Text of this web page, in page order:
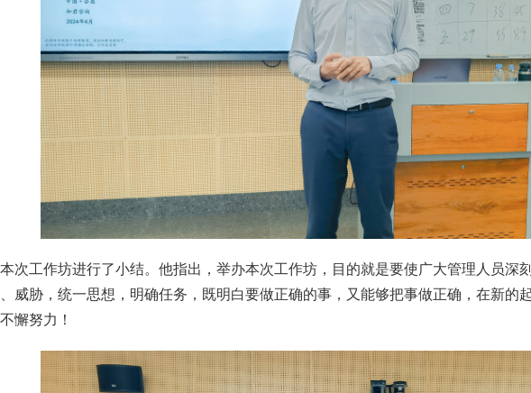
次工作坊进行了小结。他指出，举办本次工作坊，目的就是要使广大管理人员深
威胁，统一思想，明确任务，既明白要做正确的事，又能够把事做正确，在新的
懈努力！